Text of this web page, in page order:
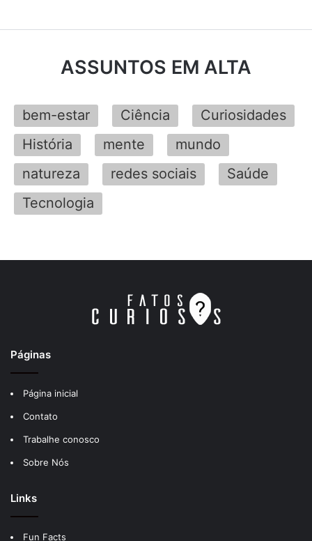
ASSUNTOS EM ALTA
bem-estar Ciência
Curiosidades
História
mente
mundo
natureza
redes sociais
Saúde
Tecnologia
Páginas
Página inicial
Contato
Trabalhe conosco
Sobre Nós
Links
Fun Facts